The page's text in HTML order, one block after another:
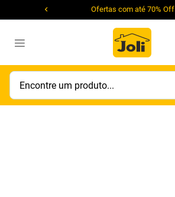
Ofertas com até 70% Off
Encontre um produto...